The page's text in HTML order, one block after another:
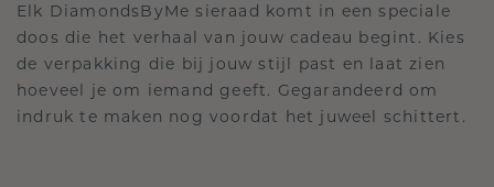
Elk DiamondsByMe sieraad komt in een speciale
doos die het verhaal van jouw cadeau begint. Kies
de verpakking die bij jouw stijl past en laat zien
hoeveel je om iemand geeft. Gegarandeerd om
indruk te maken nog voordat het juweel schittert.